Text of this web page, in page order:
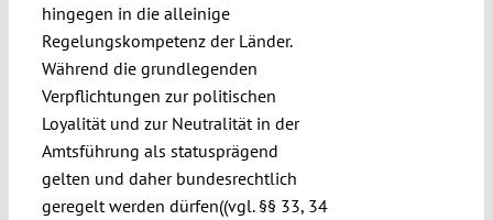
hingegen in die alleinige
Regelungskompetenz der Länder.
Während die grundlegenden
Verpflichtungen zur politischen
Loyalität und zur Neutralität in der
Amtsführung als statusprägend
gelten und daher bundesrechtlich
geregelt werden dürfen((vgl. §§ 33, 34